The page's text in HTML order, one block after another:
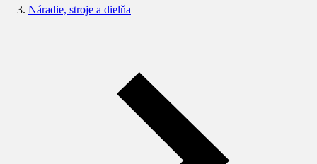
Náradie, stroje a dielňa